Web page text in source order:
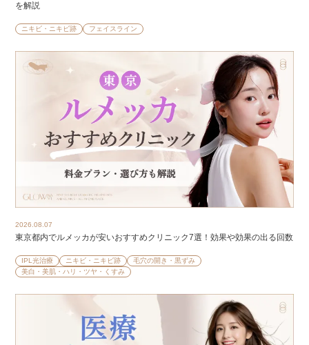
を解説
ニキビ・ニキビ跡 フェイスライン
2026.08.07
東京都内でルメッカが安いおすすめクリニック7選！効果や効果の出る回数
IPL光治療 ニキビ・ニキビ跡
毛穴の開き・黒ずみ
美白・美肌・ハリ・ツヤ・くすみ